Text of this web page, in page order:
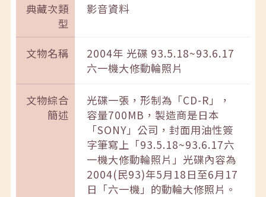
典藏次類
型
影音資料
文物名稱
2004年 光碟 93.5.18~93.6.17
六一機大修動輪照片
文物綜合
簡述
光碟一張，形制為「CD-R」，
容量700MB，製造商是日本
「SONY」公司，封面用油性簽
字筆寫上「93.5.18~93.6.17六
一機大修動輪照片」光碟內容為
2004(民93)年5月18日至6月17
日「六一機」的動輪大修照片。